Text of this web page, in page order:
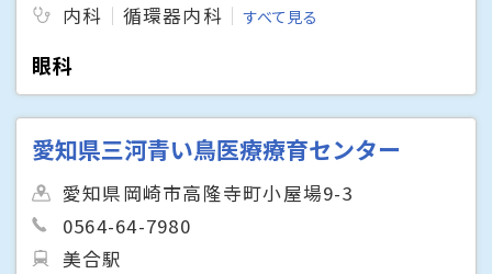
内科
循環器内科 すべて見る
眼科
愛知県三河青い鳥医療療育センター
愛知県岡崎市高隆寺町小屋場9-3
0564-64-7980
美合駅